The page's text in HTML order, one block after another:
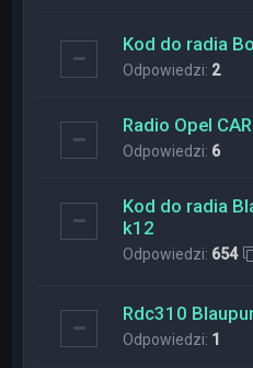
Kod do radia
Odpowiedzi: 2
Radio Opel
Odpowiedzi: 6
Kod do radia
k12
Odpowiedzi: 654
Rdc310
Odpowiedzi: 1